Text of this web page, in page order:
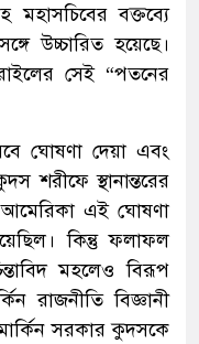
মহাসচিবের বক্তব্যে
উচ্চারিত হয়েছে।
সেই “পতনের
ঘোষণা দেয়া এবং
শরীফে স্থানান্তরের
এই ঘোষণা
কিন্তু ফলাফল
মহলেও বিরূপ
রাজনীতি বিজ্ঞানী
সরকার কুদসকে